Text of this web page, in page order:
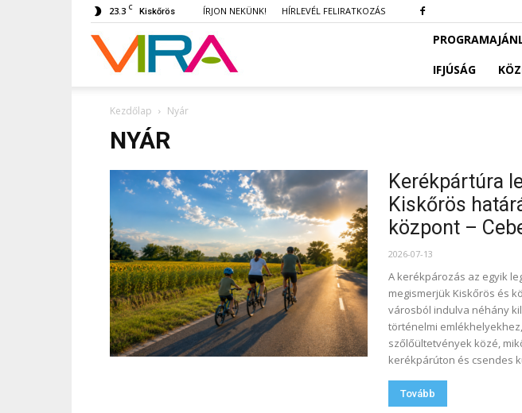
23.3 C Kiskőrös ÍRJON NEKÜNK! HÍRLEVÉL FELIRATKOZÁS
VIRA
IFJÚSÁG
Kezdőlap Nyár
NYÁR
Kerékpártúra
Kiskőrös
központ –
2026-07-13
A kerékpározás az egyik
megismerjük Kiskőrös és
városból indulva néhány
történelmi
szőlőültetvények közé,
kerékpárúton és csendes
Tovább